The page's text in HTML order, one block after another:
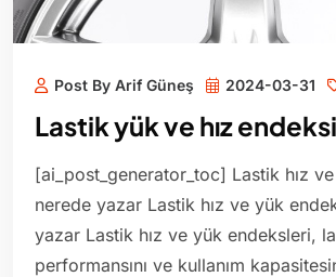
Post By Arif Güneş 2024-03-31
Lastik yük ve hız
[ai_post_generator_toc] Lastik hız
nerede yazar Lastik hız ve yük
yazar Lastik hız ve yük endeksleri,
performansını ve kullanım